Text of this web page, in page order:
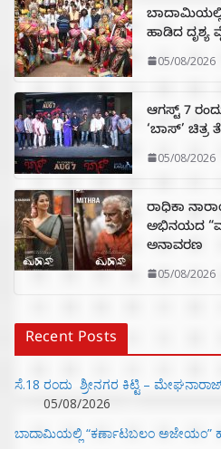
ಹಾಡಿದ ದೃಶ್ಯ
05/08/2026
ಆಗಸ್ಟ್ 7
‘ಬಾಸ್’ ಚಿತ್ರ
05/08/2026
ರಾಧಿಕಾ
ಅಭಿನಯದ
ಅನಾವರಣ
05/08/2026
Recent Posts
ಸೆ.18 ರಂದು ಶ್ರೀನಗರ ಕಿಟ್ಟಿ –
05/08/2026
ಬಾದಾಮಿಯಲ್ಲಿ “ಕರ್ಣಾಟಬಲಂ ಅಜೇಯಂ”